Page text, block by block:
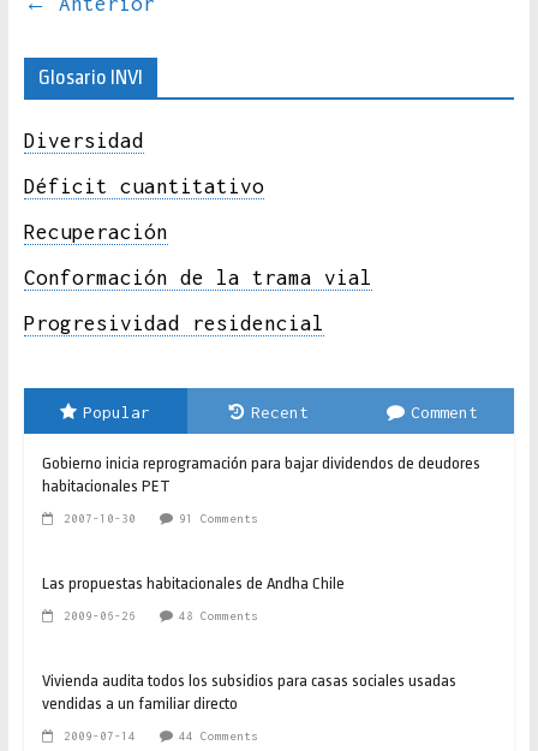
Glosario INVI
Diversidad
Déficit cuantitativo
Recuperación
Conformación de la trama vial
Progresividad residencial
Popular Recent Comment
Gobierno inicia reprogramación para bajar dividendos de deudores
habitacionales PET
2007-10-30 91 Comments
Las propuestas habitacionales de Andha Chile
2009-06-26 48 Comments
Vivienda audita todos los subsidios para casas sociales usadas
vendidas a un familiar directo
2009-07-14 44 Comments